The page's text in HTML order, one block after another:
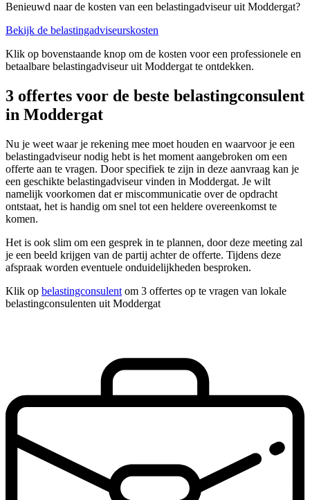
Benieuwd naar de kosten van een belastingadviseur uit Moddergat?
Bekijk de belastingadviseurskosten
Klik op bovenstaande knop om de kosten voor een professionele en
betaalbare belastingadviseur uit Moddergat te ontdekken.
3 offertes voor de beste belastingconsulent
in Moddergat
Nu je weet waar je rekening mee moet houden en waarvoor je een
belastingadviseur nodig hebt is het moment aangebroken om een
offerte aan te vragen. Door specifiek te zijn in deze aanvraag kan je
een geschikte belastingadviseur vinden in Moddergat. Je wilt
namelijk voorkomen dat er miscommunicatie over de opdracht
ontstaat, het is handig om snel tot een heldere overeenkomst te
komen.
Het is ook slim om een gesprek in te plannen, door deze meeting zal
je een beeld krijgen van de partij achter de offerte. Tijdens deze
afspraak worden eventuele onduidelijkheden besproken.
Klik op belastingconsulent om 3 offertes op te vragen van lokale
belastingconsulenten uit Moddergat